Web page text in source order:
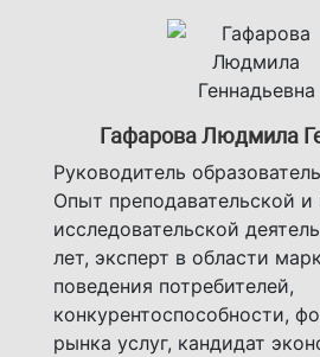
Гафарова Людмила
Руководитель
Опыт преподавательской и
исследовательской
лет, эксперт в области
поведения потребителей,
конкурентоспособности,
рынка услуг, кандидат
Previous